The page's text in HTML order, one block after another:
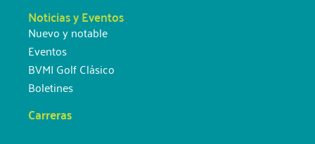
Noticias y Eventos
Nuevo y notable
Eventos
BVMI Golf Clásico
Boletines
Carreras